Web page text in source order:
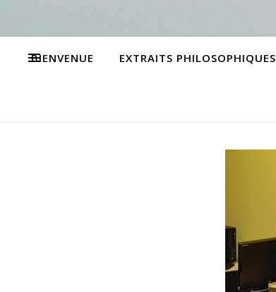
BIENVENUE EXTRAITS PHILOSOPHIQUES